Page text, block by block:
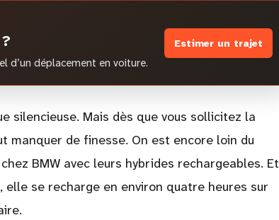
d’un déplacement en voiture.
Estimer un trajet
silencieuse. Mais dès que vous sollicitez la
manquer de finesse. On est encore loin du
BMW avec leurs hybrides rechargeables. Et
, elle se recharge en environ quatre heures sur